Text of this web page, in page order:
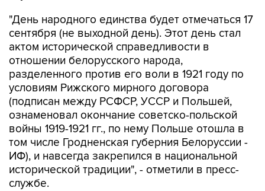
"День народного единства будет отмечаться 17
сентября (не выходной день). Этот день стал
актом исторической справедливости в
отношении белорусского народа,
разделенного против его воли в 1921 году по
условиям Рижского мирного договора
(подписан между РСФСР, УССР и Польшей,
ознаменовал окончание советско-польской
войны 1919-1921 гг., по нему Польше отошла в
том числе Гродненская губерния Белоруссии -
ИФ), и навсегда закрепился в национальной
исторической традиции", - отметили в пресс-
службе.